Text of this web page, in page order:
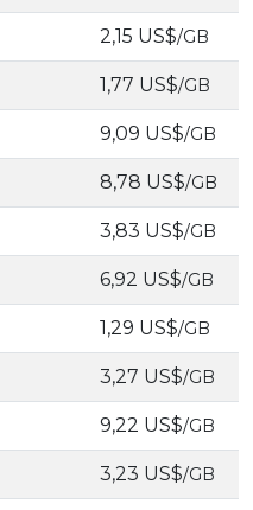
2,15 US$/GB
1,77 US$/GB
9,09 US$/GB
8,78 US$/GB
3,83 US$/GB
6,92 US$/GB
1,29 US$/GB
3,27 US$/GB
9,22 US$/GB
3,23 US$/GB